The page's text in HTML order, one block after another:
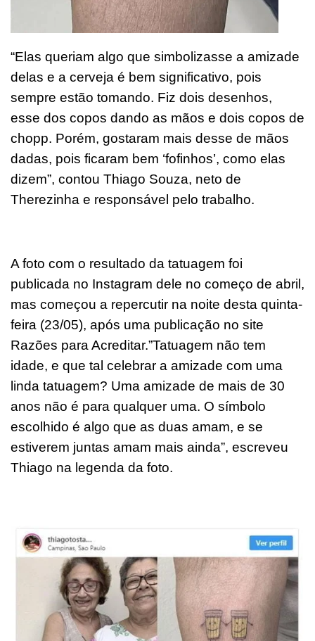
“Elas queriam algo que simbolizasse a amizade
delas e a cerveja é bem significativo, pois
sempre estão tomando. Fiz dois desenhos,
esse dos copos dando as mãos e dois copos de
chopp. Porém, gostaram mais desse de mãos
dadas, pois ficaram bem ‘fofinhos’, como elas
dizem”, contou Thiago Souza, neto de
Therezinha e responsável pelo trabalho.
A foto com o resultado da tatuagem foi
publicada no Instagram dele no começo de abril,
mas começou a repercutir na noite desta quinta-
feira (23/05), após uma publicação no site
Razões para Acreditar.”Tatuagem não tem
idade, e que tal celebrar a amizade com uma
linda tatuagem? Uma amizade de mais de 30
anos não é para qualquer uma. O símbolo
escolhido é algo que as duas amam, e se
estiverem juntas amam mais ainda”, escreveu
Thiago na legenda da foto.